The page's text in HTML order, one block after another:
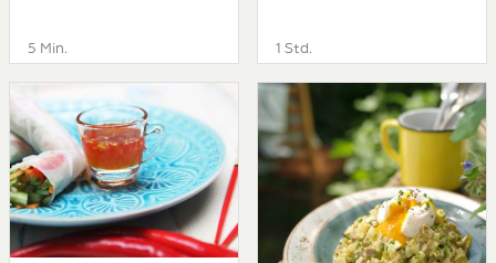
5 Min. 1 Std.